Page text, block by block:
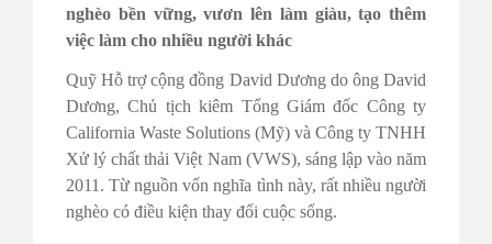
nghèo bền vững, vươn lên làm giàu, tạo thêm
việc làm cho nhiều người khác
Quỹ Hỗ trợ cộng đồng David Dương do ông David
Dương, Chủ tịch kiêm Tổng Giám đốc Công ty
California Waste Solutions (Mỹ) và Công ty TNHH
Xử lý chất thải Việt Nam (VWS), sáng lập vào năm
2011. Từ nguồn vốn nghĩa tình này, rất nhiều người
nghèo có điều kiện thay đổi cuộc sống.